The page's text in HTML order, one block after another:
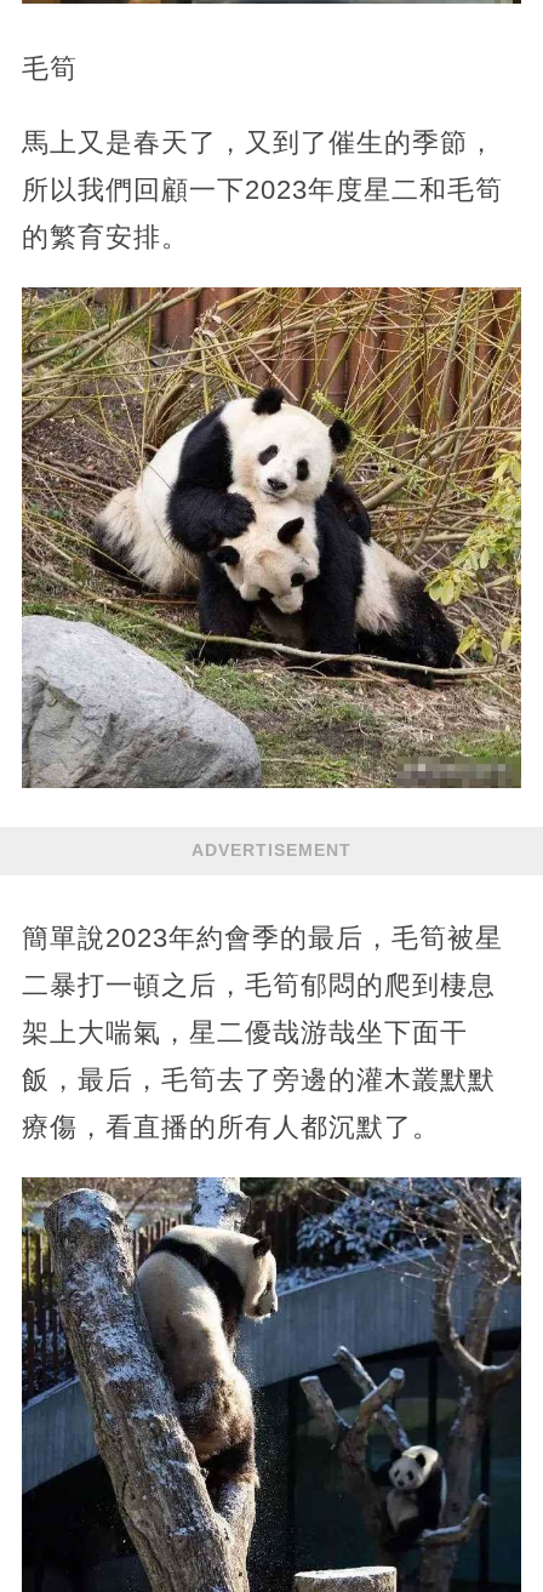
毛筍
馬上又是春天了，又到了催生的季節，
所以我們回顧一下2023年度星二和毛筍
的繁育安排。
ADVERTISEMENT
簡單說2023年約會季的最后，毛筍被星
二暴打一頓之后，毛筍郁悶的爬到棲息
架上大喘氣，星二優哉游哉坐下面干
飯，最后，毛筍去了旁邊的灌木叢默默
療傷，看直播的所有人都沉默了。